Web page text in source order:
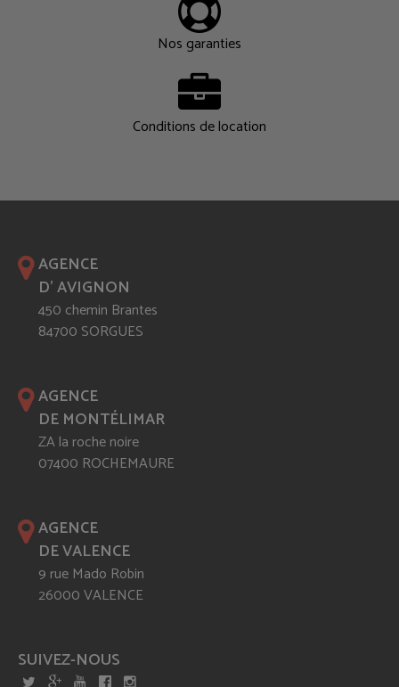
Nos garanties
Conditions de location
AGENCE
D' AVIGNON
450 chemin Brantes
84700 SORGUES
AGENCE
DE MONTÉLIMAR
ZA la roche noire
07400 ROCHEMAURE
AGENCE
DE VALENCE
9 rue Mado Robin
26000 VALENCE
SUIVEZ-NOUS